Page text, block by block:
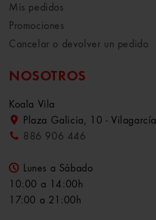
Mis pedidos
Promociones
Cancelar o devolver un pedido
NOSOTROS
Koala Vila
Plaza Galicia, 10 - Vilagarcía
886 906 446
Lunes a Sábado
10:00 a 14:00h
17:00 a 21:00h